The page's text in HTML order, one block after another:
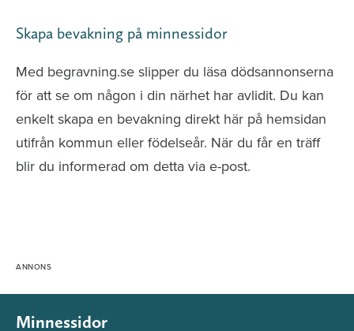
Skapa bevakning på minnessidor
Med begravning.se slipper du läsa dödsannonserna
för att se om någon i din närhet har avlidit. Du kan
enkelt skapa en bevakning direkt här på hemsidan
utifrån kommun eller födelseår. När du får en träff
blir du informerad om detta via e-post.
Minnessidor